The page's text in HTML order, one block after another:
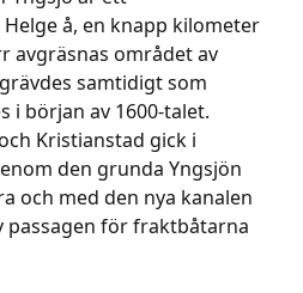
go
to
the
first
slide
å, en knapp kilometer
avgräsnas området av
samtidigt som
i början av 1600-talet.
Kristianstad gick i
den grunda Yngsjön
och med den nya kanalen
passagen för fraktbåtarna